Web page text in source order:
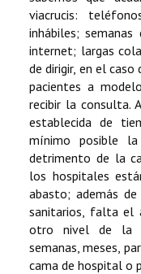
viacrucis:
inhábiles;
internet; largas
de dirigir, en el
pacientes a
recibir la consulta.
establecida de
mínimo posible
detrimento de la
los hospitales
abasto; además
sanitarios, falta el
otro nivel de la
semanas, meses,
cama de hospital o